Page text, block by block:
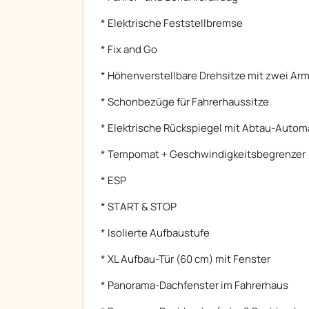
* Elektrische Feststellbremse
* Fix and Go
* Höhenverstellbare Drehsitze mit zwei
* Schonbezüge für Fahrerhaussitze
* Elektrische Rückspiegel mit Abtau-
* Tempomat + Geschwindigkeitsbegrenzer
* ESP
* START & STOP
* Isolierte Aufbaustufe
* XL Aufbau-Tür (60 cm) mit Fenster
* Panorama-Dachfenster im Fahrerhaus